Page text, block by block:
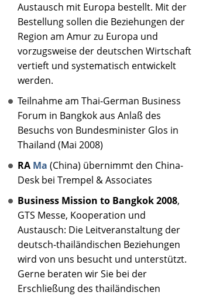
Austausch mit Europa bestellt. Mit der
Bestellung sollen die Beziehungen der
Region am Amur zu Europa und
vorzugsweise der deutschen Wirtschaft
vertieft und systematisch entwickelt
werden.
Teilnahme am Thai-German Business
Forum in Bangkok aus Anlaß des
Besuchs von Bundesminister Glos in
Thailand (Mai 2008)
RA Ma (China) übernimmt den China-
Desk bei Trempel & Associates
Business Mission to Bangkok 2008,
GTS Messe, Kooperation und
Austausch: Die Leitveranstaltung der
deutsch-thailändischen Beziehungen
wird von uns besucht und unterstützt.
Gerne beraten wir Sie bei der
Erschließung des thailändischen